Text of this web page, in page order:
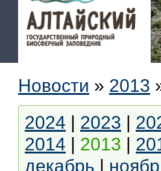
Новости » 2013
2024 | 2023 |
2014 | 2013 |
декабрь |